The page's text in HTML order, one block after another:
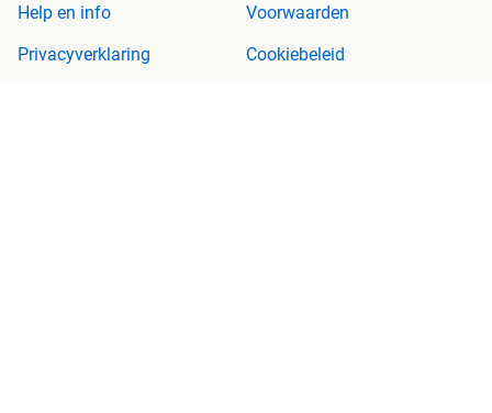
Help en info
Voorwaarden
Privacyverklaring
Cookiebeleid